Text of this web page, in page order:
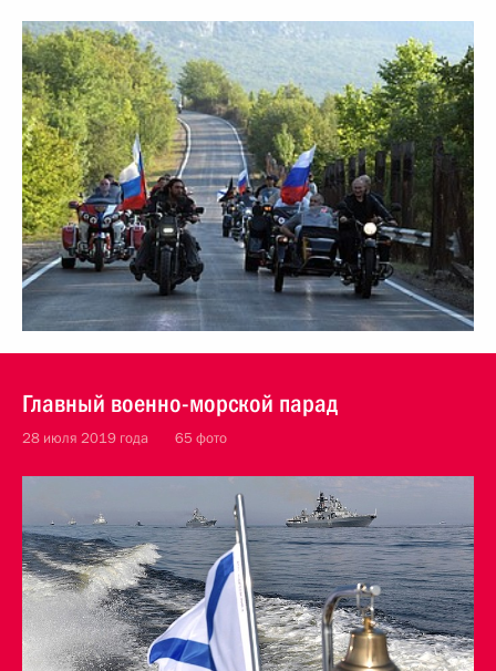
Главный военно-морской парад
28 июля 2019 года 65 фото